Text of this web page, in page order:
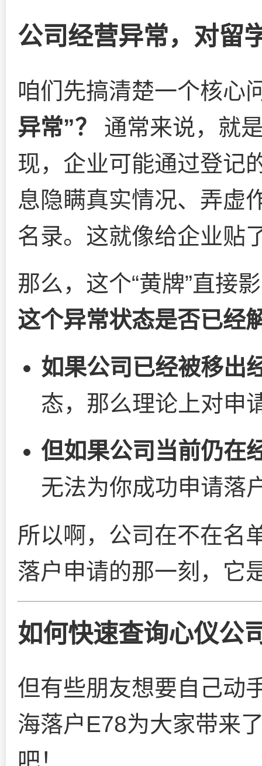
公司经营异常，对留
咱们先搞清楚一个核心
异常”？
通常来说，就
现，企业可能通过登记
息隐瞒真实情况、弄虚
名录。这就像给企业贴
那么，这个“黄牌”直接
这个异常状态是否已经
如果公司已经被移出
态，那么理论上对申
但如果公司当前仍在
无法为你成功申请落
所以啊，公司在不在名
落户申请的那一刻，它
如何快速查询心仪公
但有些朋友想要自己动
海落户E78为大家带来
吧！